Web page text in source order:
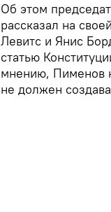
Об этом
рассказал на
Левитс и Янис
статью
мнению, Пименов
не должен